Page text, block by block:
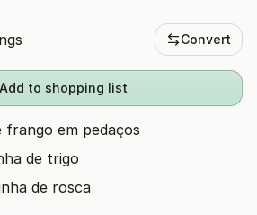
Convert
to shopping list
frango em pedaços
de trigo
de rosca